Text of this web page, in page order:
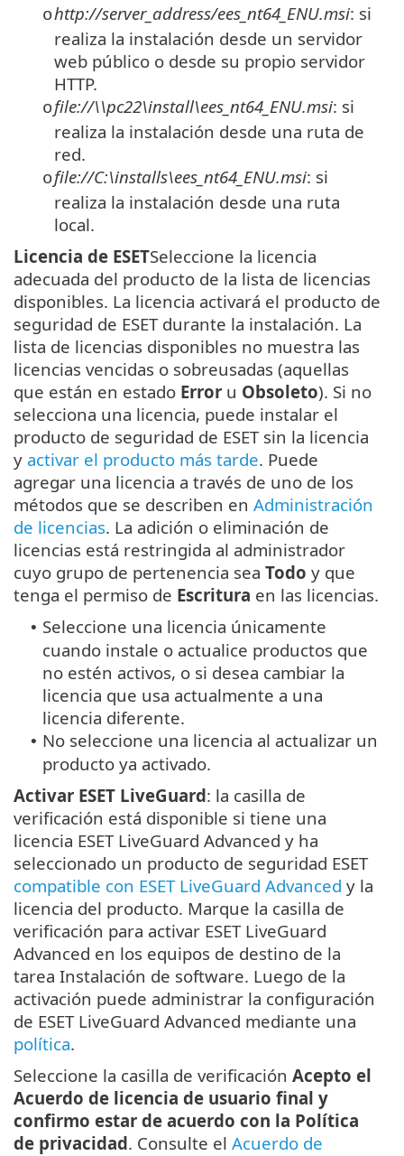
ohttp://server_address/ees_nt64_ENU.msi: si
realiza la instalación desde un servidor
web público o desde su propio servidor
HTTP.
ofile://\\pc22\install\ees_nt64_ENU.msi: si
realiza la instalación desde una ruta de
red.
ofile://C:\installs\ees_nt64_ENU.msi: si
realiza la instalación desde una ruta
local.
Licencia de ESETSeleccione la licencia
adecuada del producto de la lista de licencias
disponibles. La licencia activará el producto de
seguridad de ESET durante la instalación. La
lista de licencias disponibles no muestra las
licencias vencidas o sobreusadas (aquellas
que están en estado Error u Obsoleto). Si no
selecciona una licencia, puede instalar el
producto de seguridad de ESET sin la licencia
y activar el producto más tarde. Puede
agregar una licencia a través de uno de los
métodos que se describen en Administración
de licencias. La adición o eliminación de
licencias está restringida al administrador
cuyo grupo de pertenencia sea Todo y que
tenga el permiso de Escritura en las licencias.
• Seleccione una licencia únicamente
cuando instale o actualice productos que
no estén activos, o si desea cambiar la
licencia que usa actualmente a una
licencia diferente.
• No seleccione una licencia al actualizar un
producto ya activado.
Activar ESET LiveGuard: la casilla de
verificación está disponible si tiene una
licencia ESET LiveGuard Advanced y ha
seleccionado un producto de seguridad ESET
compatible con ESET LiveGuard Advanced y la
licencia del producto. Marque la casilla de
verificación para activar ESET LiveGuard
Advanced en los equipos de destino de la
tarea Instalación de software. Luego de la
activación puede administrar la configuración
de ESET LiveGuard Advanced mediante una
política.
Seleccione la casilla de verificación Acepto el
Acuerdo de licencia de usuario final y
confirmo estar de acuerdo con la Política
de privacidad. Consulte el Acuerdo de